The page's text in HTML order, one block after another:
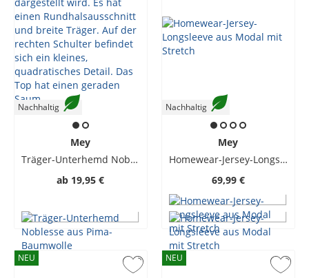
Nachhaltig
Mey
Träger-Unterhemd Noblesse aus Pima-Baumwolle
ab 19,95 €
Nachhaltig
Mey
Homewear-Jersey-Longsleeve aus Modal mit Stretch
69,99 €
NEU NEU